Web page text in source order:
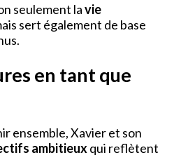
seulement lavie
sert également de base
en tant que
ensemble, Xavier et son
ambitieuxqui reflètent